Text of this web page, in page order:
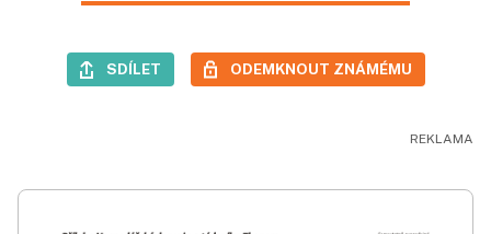
SDÍLET ODEMKNOUT ZNÁMÉMU